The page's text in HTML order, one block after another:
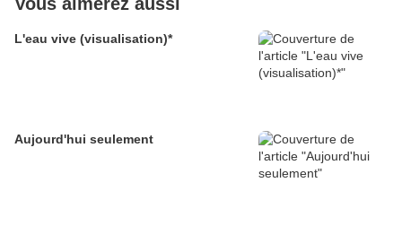
L'eau vive (visualisation)*
Aujourd'hui seulement